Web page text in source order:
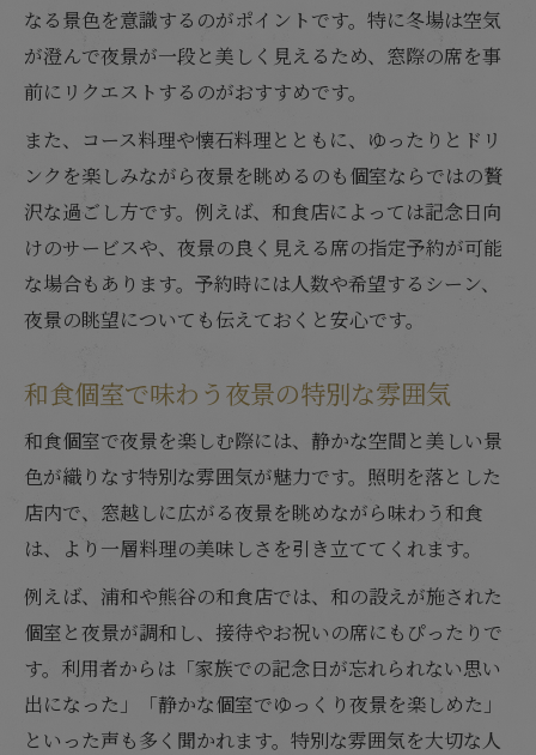
なる景色を意識するのがポイントです。特に冬場は空気
が澄んで夜景が一段と美しく見えるため、窓際の席を事
前にリクエストするのがおすすめです。
また、コース料理や懐石料理とともに、ゆったりとドリ
ンクを楽しみながら夜景を眺めるのも個室ならではの贅
沢な過ごし方です。例えば、和食店によっては記念日向
けのサービスや、夜景の良く見える席の指定予約が可能
な場合もあります。予約時には人数や希望するシーン、
夜景の眺望についても伝えておくと安心です。
和食個室で味わう夜景の特別な雰囲気
和食個室で夜景を楽しむ際には、静かな空間と美しい景
色が織りなす特別な雰囲気が魅力です。照明を落とした
店内で、窓越しに広がる夜景を眺めながら味わう和食
は、より一層料理の美味しさを引き立ててくれます。
例えば、浦和や熊谷の和食店では、和の設えが施された
個室と夜景が調和し、接待やお祝いの席にもぴったりで
す。利用者からは「家族での記念日が忘れられない思い
出になった」「静かな個室でゆっくり夜景を楽しめた」
といった声も多く聞かれます。特別な雰囲気を大切な人